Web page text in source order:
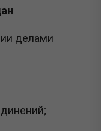
делами